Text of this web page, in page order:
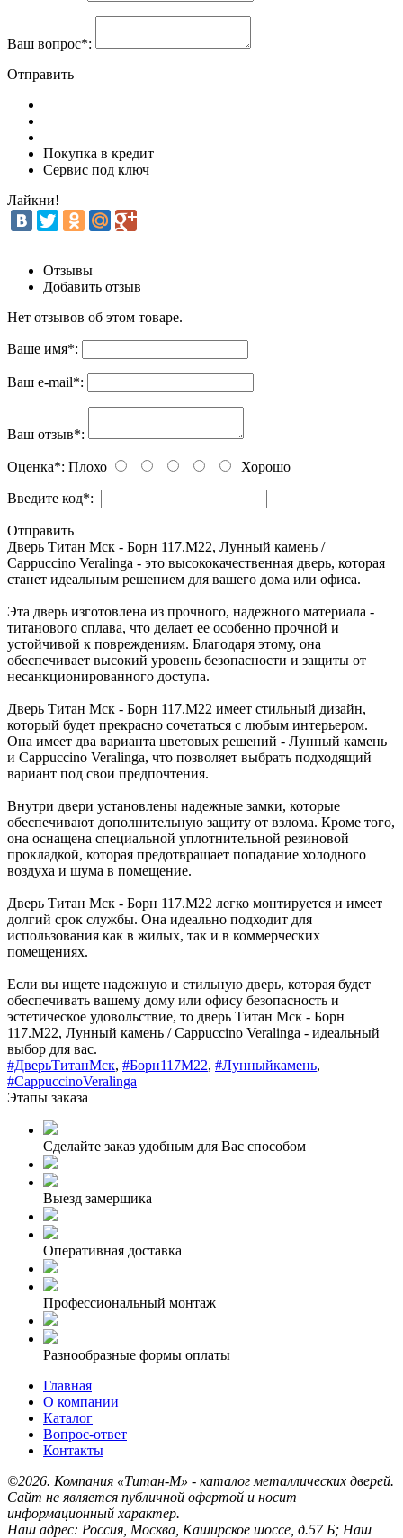
Ваш вопрос*:
Отправить
Покупка в кредит
Сервис под ключ
Лайкни!
Отзывы
Добавить отзыв
Нет отзывов об этом товаре.
Ваше имя*:
Ваш e-mail*:
Ваш отзыв*:
Оценка*: Плохо Хорошо
Введите код*:
Отправить
Дверь Титан Мск - Борн 117.М22, Лунный камень /
Cappuccino Veralinga - это высококачественная дверь, которая
станет идеальным решением для вашего дома или офиса.
Эта дверь изготовлена из прочного, надежного материала -
титанового сплава, что делает ее особенно прочной и
устойчивой к повреждениям. Благодаря этому, она
обеспечивает высокий уровень безопасности и защиты от
несанкционированного доступа.
Дверь Титан Мск - Борн 117.М22 имеет стильный дизайн,
который будет прекрасно сочетаться с любым интерьером.
Она имеет два варианта цветовых решений - Лунный камень
и Cappuccino Veralinga, что позволяет выбрать подходящий
вариант под свои предпочтения.
Внутри двери установлены надежные замки, которые
обеспечивают дополнительную защиту от взлома. Кроме того,
она оснащена специальной уплотнительной резиновой
прокладкой, которая предотвращает попадание холодного
воздуха и шума в помещение.
Дверь Титан Мск - Борн 117.М22 легко монтируется и имеет
долгий срок службы. Она идеально подходит для
использования как в жилых, так и в коммерческих
помещениях.
Если вы ищете надежную и стильную дверь, которая будет
обеспечивать вашему дому или офису безопасность и
эстетическое удовольствие, то дверь Титан Мск - Борн
117.М22, Лунный камень / Cappuccino Veralinga - идеальный
выбор для вас.
#ДверьТитанМск, #Борн117М22, #Лунныйкамень,
#CappuccinoVeralinga
Этапы заказа
Сделайте заказ удобным для Вас способом
Выезд замерщика
Оперативная доставка
Профессиональный монтаж
Разнообразные формы оплаты
Главная
О компании
Каталог
Вопрос-ответ
Контакты
©2026. Компания «Титан-М» - каталог металлических дверей.
Сайт не является публичной офертой и носит
информационный характер.
Наш адрес: Россия, Москва, Каширское шоссе, д.57 Б; Наш